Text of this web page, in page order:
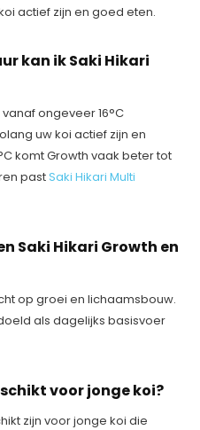
actief zijn en goed eten.
kan ik Saki Hikari
ongeveer 16°C
uw koi actief zijn en
komt Growth vaak beter tot
pastSaki Hikari Multi
Saki Hikari Growth en
op groei en lichaamsbouw.
als dagelijks basisvoer
voor jonge koi?
zijn voor jonge koi die